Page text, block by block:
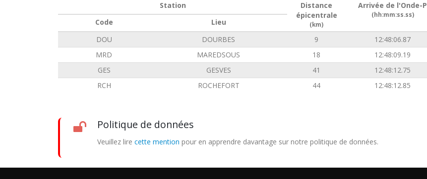
Station
Distance
épicentrale
(km)
Arrivée de l'Onde-P
(hh:mm:ss.ss)
Code
Lieu
DOU
DOURBES 9 12:48:06.87
MRD
MAREDSOUS 18 12:48:09.19
GES
GESVES 41 12:48:12.75
RCH
ROCHEFORT 44 12:48:12.85
Politique de données
Veuillez lire cette mention pour en apprendre davantage sur notre politique de données.